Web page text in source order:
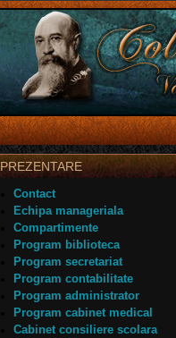
PREZENTARE
Contact
Echipa manageriala
Compartimente
Program biblioteca
Program secretariat
Program contabilitate
Program administrator
Program cabinet medical
Cabinet consiliere scolara